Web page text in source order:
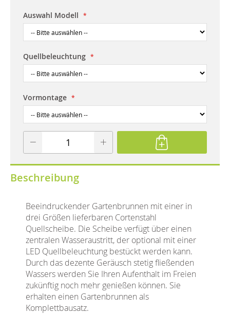
Auswahl Modell
Quellbeleuchtung
Vormontage
Beschreibung
Beeindruckender Gartenbrunnen mit einer in
drei Größen lieferbaren Cortenstahl
Quellscheibe. Die Scheibe verfügt über einen
zentralen Wasseraustritt, der optional mit einer
LED Quellbeleuchtung bestückt werden kann.
Durch das dezente Geräusch stetig fließenden
Wassers werden Sie Ihren Aufenthalt im Freien
zukünftig noch mehr genießen können. Sie
erhalten einen Gartenbrunnen als
Komplettbausatz.